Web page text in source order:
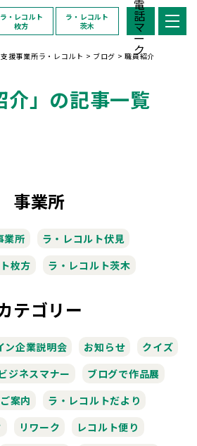
ラ・レコルト
枚方
ラ・レコルト
茨木
援事業所ラ・レコルト > ブログ >職員紹介
介」の記事一覧
事業所
業所
ラ・レコルト伏見
枚方
ラ・レコルト茨木
テゴリー
ン企業説明会 お知らせ
クイズ
ビジネスマナー
ブログで作品展
案内
ラ・レコルトだより
リワーク
レコルト便り